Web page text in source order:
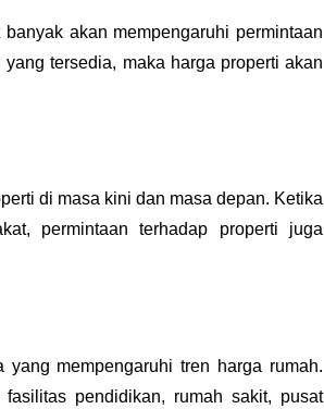
akan mempengaruhi permintaan
tersedia, maka harga properti akan
di masa kini dan masa depan. Ketika
permintaan terhadap properti juga
mempengaruhi tren harga rumah.
pendidikan, rumah sakit, pusat